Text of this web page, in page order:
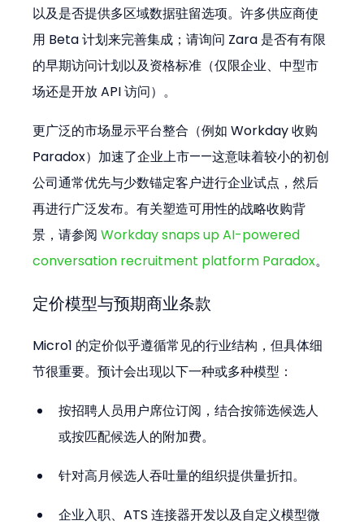
以及是否提供多区域数据驻留选项。许多供应商使
用 Beta 计划来完善集成；请询问 Zara 是否有有限
的早期访问计划以及资格标准（仅限企业、中型市
场还是开放 API 访问）。
更广泛的市场显示平台整合（例如 Workday 收购
Paradox）加速了企业上市——这意味着较小的初创
公司通常优先与少数锚定客户进行企业试点，然后
再进行广泛发布。有关塑造可用性的战略收购背
景，请参阅 Workday snaps up AI-powered
conversation recruitment platform Paradox。
定价模型与预期商业条款
Micro1 的定价似乎遵循常见的行业结构，但具体细
节很重要。预计会出现以下一种或多种模型：
按招聘人员用户席位订阅，结合按筛选候选人
或按匹配候选人的附加费。
针对高月候选人吞吐量的组织提供量折扣。
企业入职、ATS 连接器开发以及自定义模型微